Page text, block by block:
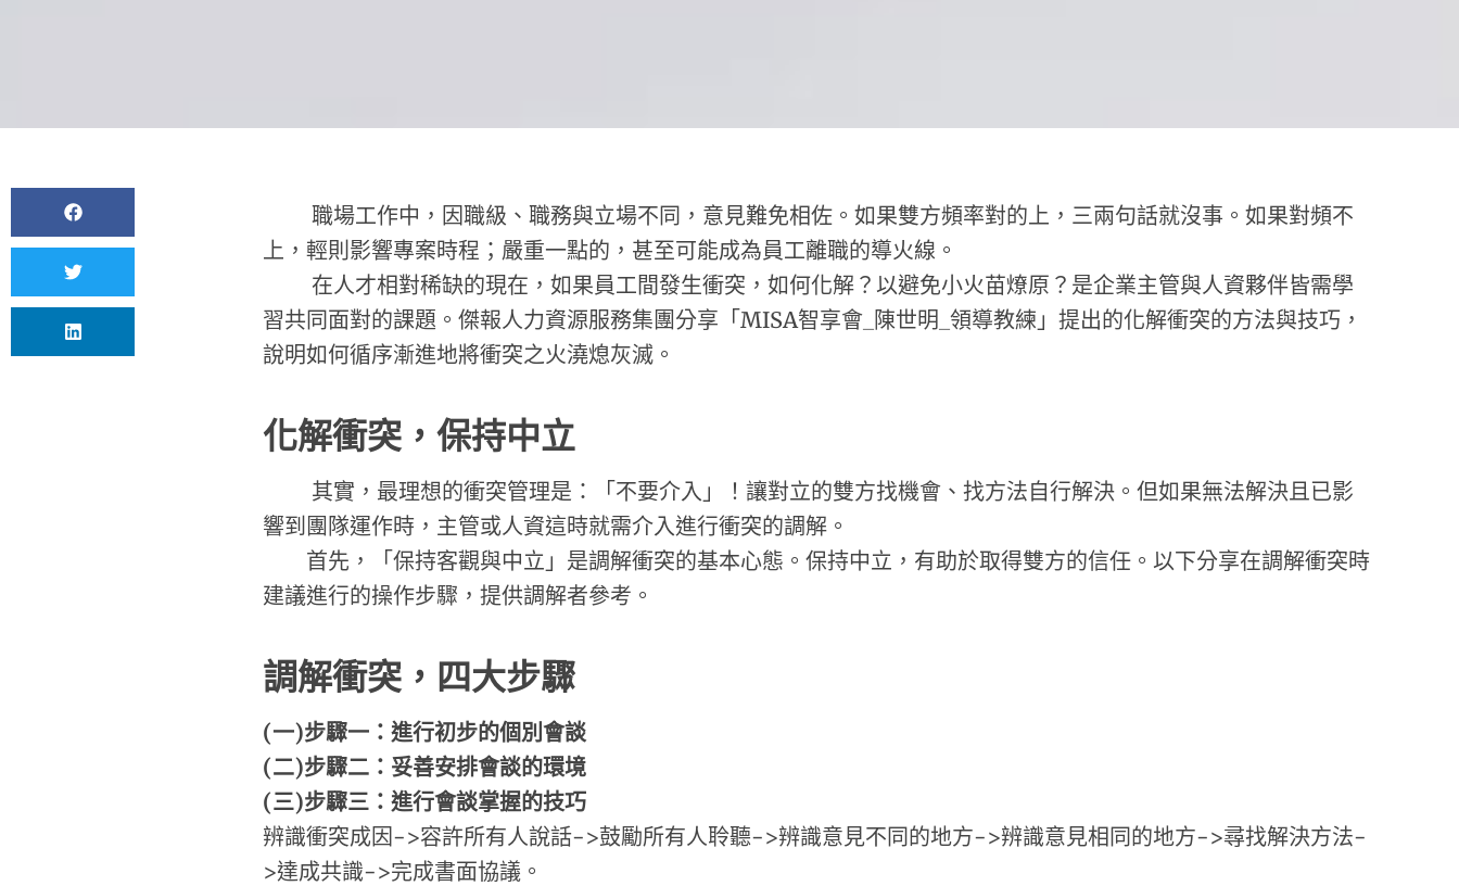
職場工作中，因職級、職務與立場不同，意見難免相佐。如果雙方頻率對的上，三兩句話就沒事。如果對頻不
上，輕則影響專案時程；嚴重一點的，甚至可能成為員工離職的導火線。
在人才相對稀缺的現在，如果員工間發生衝突，如何化解？以避免小火苗燎原？是企業主管與人資夥伴皆需學
習共同面對的課題。傑報人力資源服務集團分享「MISA智享會_陳世明_領導教練」提出的化解衝突的方法與技巧，
說明如何循序漸進地將衝突之火澆熄灰滅。
化解衝突，保持中立
其實，最理想的衝突管理是：「不要介入」！讓對立的雙方找機會、找方法自行解決。但如果無法解決且已影
響到團隊運作時，主管或人資這時就需介入進行衝突的調解。
首先，「保持客觀與中立」是調解衝突的基本心態。保持中立，有助於取得雙方的信任。以下分享在調解衝突時
建議進行的操作步驟，提供調解者參考。
調解衝突，四大步驟
(一)步驟一：進行初步的個別會談
(二)步驟二：妥善安排會談的環境
(三)步驟三：進行會談掌握的技巧
辨識衝突成因->容許所有人說話->鼓勵所有人聆聽->辨識意見不同的地方->辨識意見相同的地方->尋找解決方法-
>達成共識->完成書面協議。